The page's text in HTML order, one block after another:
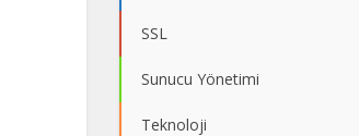
SSL
Sunucu Yönetimi
Teknoloji